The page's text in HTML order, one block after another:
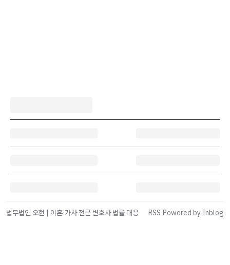
법무법인 오현 | 이혼·가사 전문 변호사 법률 대응 RSS·Powered by Inblog